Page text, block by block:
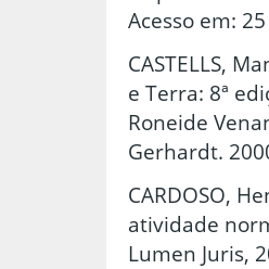
Acesso em:
CASTELLS,
e Terra: 8ª
Roneide
Gerhardt.
CARDOSO,
atividade
Lumen Juris,